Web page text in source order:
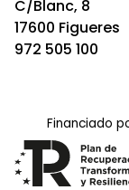
C/Blanc, 8
17600 Figueres
972 505 100
Financiado